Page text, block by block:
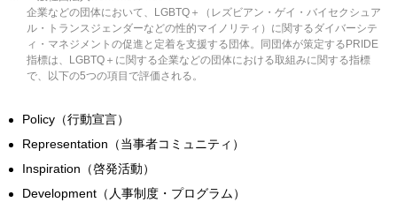
企業などの団体において、LGBTQ＋（レズビアン・ゲイ・バイセクシュア
ル・トランスジェンダーなどの性的マイノリティ）に関するダイバーシテ
ィ・マネジメントの促進と定着を支援する団体。同団体が策定するPRIDE
指標は、LGBTQ＋に関する企業などの団体における取組みに関する指標
で、以下の5つの項目で評価される。
Policy（行動宣言）
Representation（当事者コミュニティ）
Inspiration（啓発活動）
Development（人事制度・プログラム）